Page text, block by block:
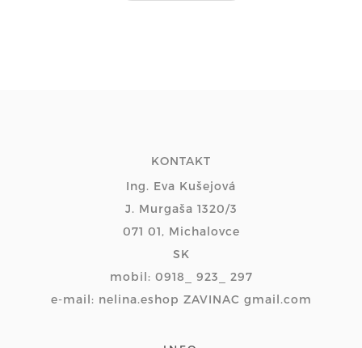
KONTAKT
Ing. Eva Kušejová
J. Murgaša 1320/3
071 01, Michalovce
SK
mobil: 0918_ 923_ 297
e-mail: nelina.eshop ZAVINAC gmail.com